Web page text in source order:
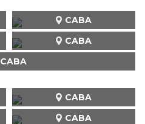
CABA
CABA
CABA
CABA
CABA